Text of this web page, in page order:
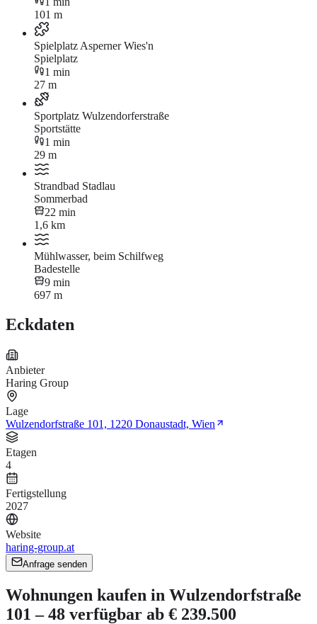
101 m
Spielplatz Asperner Wies'n
Spielplatz
1 min
27 m
Sportplatz Wulzendorferstraße
Sportstätte
1 min
29 m
Strandbad Stadlau
Sommerbad
22 min
1,6 km
Mühlwasser, beim Schilfweg
Badestelle
9 min
697 m
Eckdaten
Anbieter
Haring Group
Lage
Wulzendorfstraße 101, 1220 Donaustadt, Wien
Etagen
4
Fertigstellung
2027
Website
haring-group.at
Anfrage senden
Wohnungen kaufen in Wulzendorfstraße
101 – 48 verfügbar ab € 239.500